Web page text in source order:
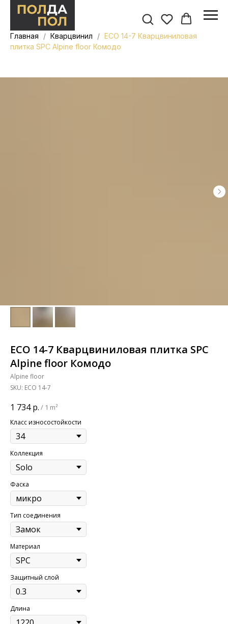
Главная Кварцвинил
ECO 14-7 Кварцвиниловая
плитка SPC Alpine floor Комодо
ECO 14-7 Кварцвиниловая плитка SPC
Alpine floor Комодо
Alpine floor
SKU: ECO 14-7
1 734 р. / 1 m²
Класс износостойкости
Коллекция
Фаска
Тип соединения
Материал
Защитный слой
Длина